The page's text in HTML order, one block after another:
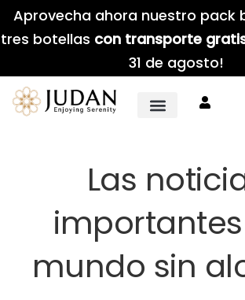
Aprovecha ahora nuestro pack
tres botellas con transporte
31 de agosto!
Las
mundo sin